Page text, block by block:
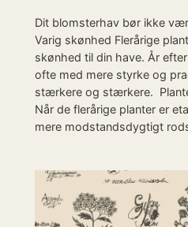
Dit blomsterhav bør ikke
Varig skønhed Flerårige
skønhed til din have. År
ofte med mere styrke og
stærkere og stærkere.
Når de flerårige planter er
mere modstandsdygtigt